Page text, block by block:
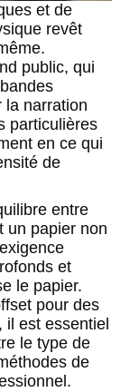
et de
revêt
public, qui
la narration
particulières
en ce qui
de
entre
un papier non
et
le papier.
pour des
est essentiel
le type de
de